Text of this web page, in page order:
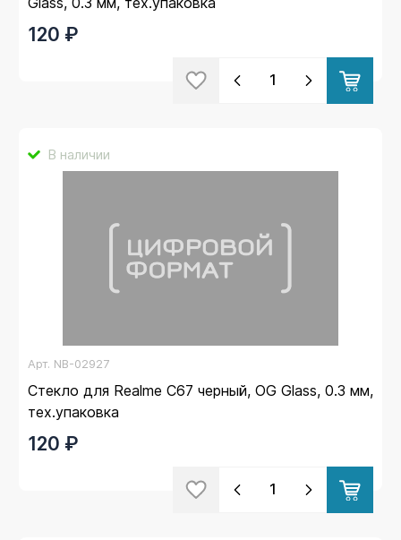
120 ₽
В наличии
Арт. NB-02927
Стекло для Realme C67 черный, OG Glass, 0.3 мм,
тех.упаковка
120 ₽